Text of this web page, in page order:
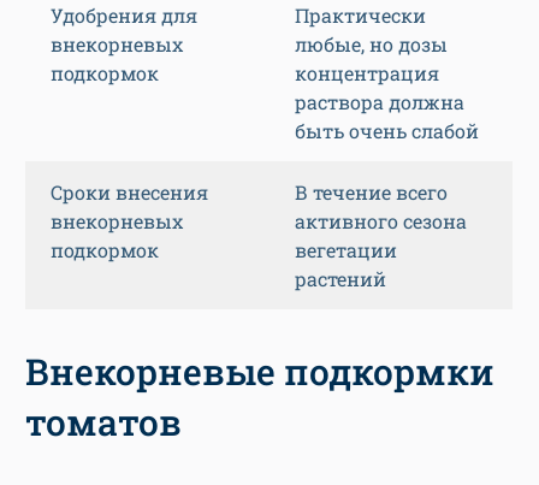
Удобрения для
внекорневых
подкормок
Практически
любые, но дозы
концентрация
раствора должна
быть очень слабой
Сроки внесения
внекорневых
подкормок
В течение всего
активного сезона
вегетации
растений
Внекорневые подкормки
томатов